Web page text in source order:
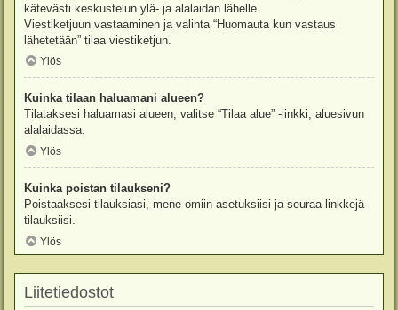
kätevästi keskustelun ylä- ja alalaidan lähelle.
Viestiketjuun vastaaminen ja valinta “Huomauta kun vastaus
lähetetään” tilaa viestiketjun.
Ylös
Kuinka tilaan haluamani alueen?
Tilataksesi haluamasi alueen, valitse “Tilaa alue” -linkki, aluesivun
alalaidassa.
Ylös
Kuinka poistan tilaukseni?
Poistaaksesi tilauksiasi, mene omiin asetuksiisi ja seuraa linkkejä
tilauksiisi.
Ylös
Liitetiedostot